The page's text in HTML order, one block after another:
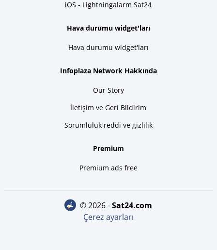
iOS - Lightningalarm Sat24
Hava durumu widget'ları
Hava durumu widget'ları
Infoplaza Network Hakkında
Our Story
İletişim ve Geri Bildirim
Sorumluluk reddi ve gizlilik
Premium
Premium ads free
© 2026 - sat24.com
Çerez ayarları